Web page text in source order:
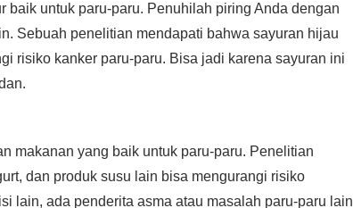
baik untuk paru-paru. Penuhilah piring Anda dengan
Sebuah penelitian mendapati bahwa sayuran hijau
risiko kanker paru-paru. Bisa jadi karena sayuran ini
makanan yang baik untuk paru-paru. Penelitian
dan produk susu lain bisa mengurangi risiko
lain, ada penderita asma atau masalah paru-paru lain